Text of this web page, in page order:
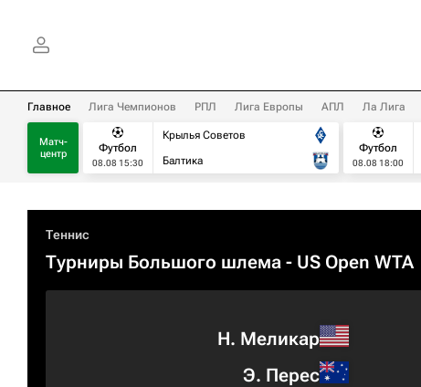
Главное Лига Чемпионов РПЛ Лига Европы АПЛ Ла Лига
Матч-
центр
Футбол
08.08 15:30
Крылья Советов
Балтика
Футбол
08.08 18:00
Теннис
Турниры Большого шлема - US Open WTA
Н. Меликар
Э. Перес